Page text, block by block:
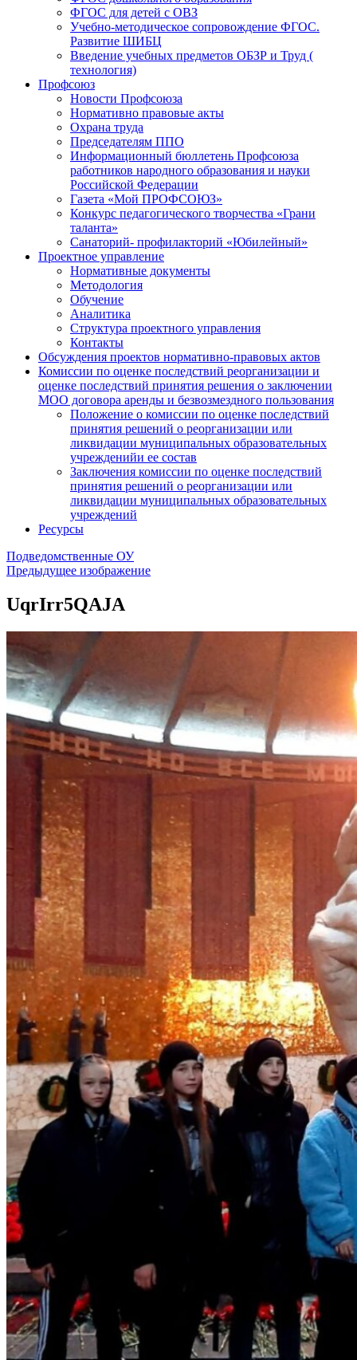
ФГОС для детей с ОВЗ
Учебно-методическое сопровождение ФГОС.
Развитие ШИБЦ
Введение учебных предметов ОБЗР и Труд (
технология)
Профсоюз
Новости Профсоюза
Нормативно правовые акты
Охрана труда
Председателям ППО
Информационный бюллетень Профсоюза
работников народного образования и науки
Российской Федерации
Газета «Мой ПРОФСОЮЗ»
Конкурс педагогического творчества «Грани
таланта»
Санаторий- профилакторий «Юбилейный»
Проектное управление
Нормативные документы
Методология
Обучение
Аналитика
Структура проектного управления
Контакты
Обсуждения проектов нормативно-правовых актов
Комиссии по оценке последствий реорганизации и
оценке последствий принятия решения о заключении
МОО договора аренды и безвозмездного пользования
Положение о комиссии по оценке последствий
принятия решений о реорганизации или
ликвидации муниципальных образовательных
учрежденийи ее состав
Заключения комиссии по оценке последствий
принятия решений о реорганизации или
ликвидации муниципальных образовательных
учреждений
Ресурсы
Подведомственные ОУ
Предыдущее изображение
UqrIrr5QAJA